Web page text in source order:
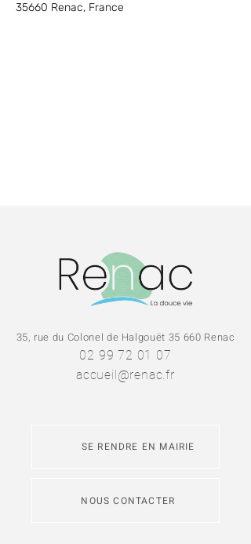
35660 Renac, France
35, rue du Colonel de Halgouët 35 660 Renac
02 99 72 01 07
accueil@renac.fr
SE RENDRE EN MAIRIE
NOUS CONTACTER